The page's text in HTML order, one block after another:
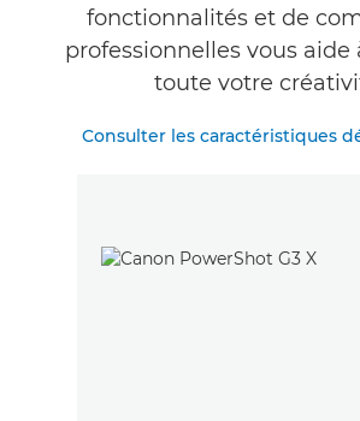
fonctionnalités et de
professionnelles vous aide
toute votre
Consulter les caractéristiques